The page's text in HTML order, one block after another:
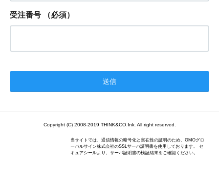
受注番号 （必須）
Copyright (C) 2008-2019 THINK&CO.Ink. All right reserved.
当サイトでは、通信情報の暗号化と実在性の証明のため、GMOグロ
ーバルサイン株式会社のSSLサーバ証明書を使用しております。 セ
キュアシールより、サーバ証明書の検証結果をご確認ください。